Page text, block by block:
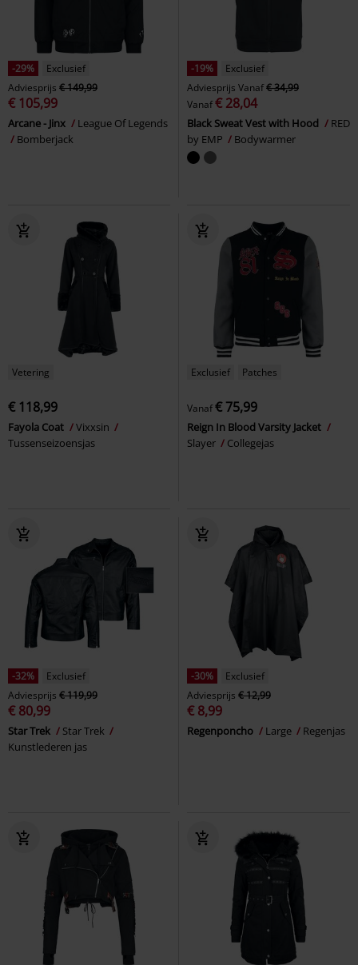
-29%
Exclusief
Adviesprijs € 149,99
€ 105,99
Arcane - Jinx
League Of Legends
Bomberjack
-19%
Exclusief
Adviesprijs Vanaf€ 34,99
Vanaf€ 28,04
Black Sweat Vest with Hood
RED
by EMP
Bodywarmer
Vetering
€ 118,99
Fayola Coat
Vixxsin
Tussenseizoensjas
Exclusief Patches
Vanaf€ 75,99
Reign In Blood Varsity Jacket
Slayer
Collegejas
-32%
Exclusief
Adviesprijs € 119,99
€ 80,99
Star Trek
Star Trek
Kunstlederen jas
-30%
Exclusief
Adviesprijs € 12,99
€ 8,99
Regenponcho Large Regenjas